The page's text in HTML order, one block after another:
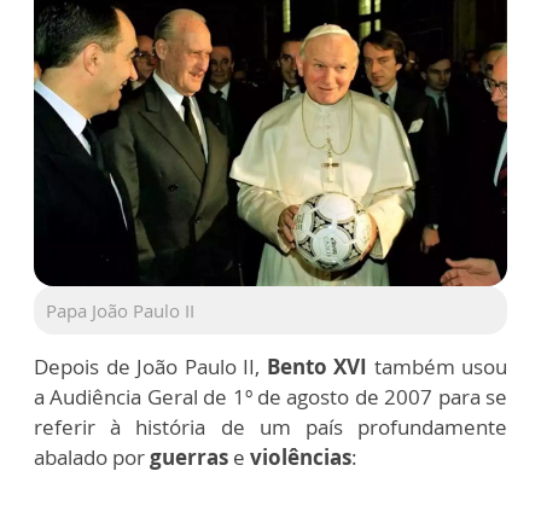
Papa João Paulo II
Depois de João Paulo II, Bento XVI também usou
a Audiência Geral de 1º de agosto de 2007 para se
referir à história de um país profundamente
abalado porguerras e violências: